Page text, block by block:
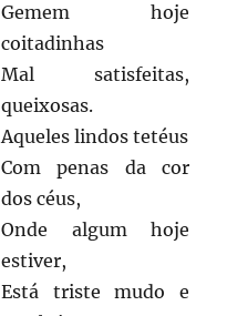
Gemem hoje
coitadinhas
Mal satisfeitas,
queixosas.
Aqueles lindos tetéus
Com penas da cor
dos céus,
Onde algum hoje
estiver,
Está triste mudo e